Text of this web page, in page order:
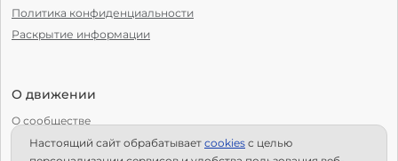
Политика конфиденциальности
Раскрытие информации
О движении
О сообществе
С чего начать?
Настоящий сайт обрабатывает сookies с целью